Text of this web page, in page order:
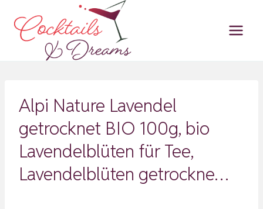
Inhalt
springen
Alpi Nature Lavendel
getrocknet BIO 100g, bio
Lavendelblüten für Tee,
Lavendelblüten getrockne…